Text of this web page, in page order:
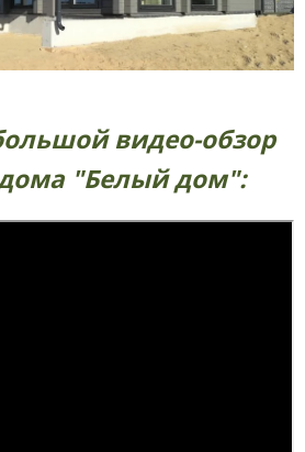
видео-обзор
"Белый дом":